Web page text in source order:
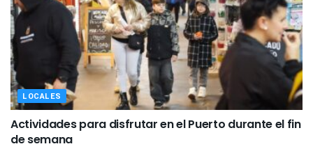
LOCALES
Actividades para disfrutar en el Puerto durante el fin
de semana